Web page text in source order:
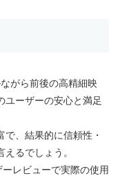
がら前後の高精細映
ユーザーの安心と満足
、結果的に信頼性・
るでしょう。
レビューで実際の使用